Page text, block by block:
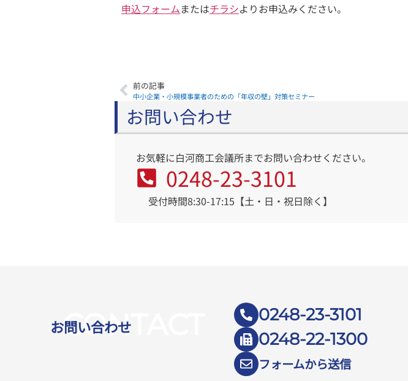
申込フォームまたはチラシよりお申込みください。
前の記事
中小企業・小規模事業者のための「年収の壁」対策セミナー
お問い合わせ
お気軽に白河商工会議所までお問い合わせください。
0248-23-3101
受付時間8:30-17:15【土・日・祝日除く】
CONTACT
お問い合わせ
0248-23-3101
0248-22-1300
フォームから送信